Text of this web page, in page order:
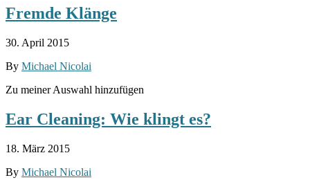
Fremde Klänge
30. April 2015
By Michael Nicolai
Zu meiner Auswahl hinzufügen
Ear Cleaning: Wie klingt es?
18. März 2015
By Michael Nicolai